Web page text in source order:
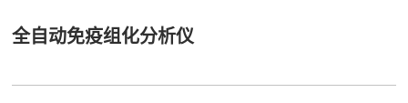
全自动免疫组化分析仪